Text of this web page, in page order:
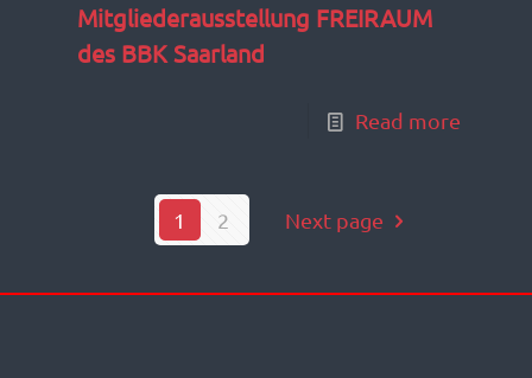
Mitgliederausstellung FREIRAUM
des BBK Saarland
Read more
1 2 Next page